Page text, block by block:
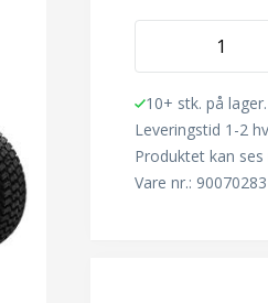
10+ stk. på lager.
Leveringstid 1-2
Produktet kan
Vare nr.: 90070283